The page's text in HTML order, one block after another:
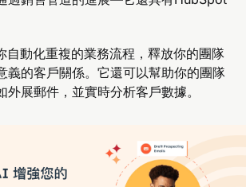
自動化重複的業務流程，釋放你的團隊
義的客戶關係。它還可以幫助你的團隊
外展郵件，並實時分析客戶數據。